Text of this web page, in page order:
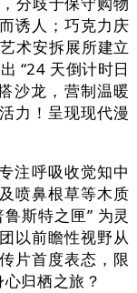
诱人；巧克力庆
术安拆展所建立
“24 天倒计时日
沙龙，营制温暖
力！呈现现代漫
注呼吸收觉知中
喷鼻根草等木质
斯特之匣” 为灵
以前瞻性视野从
片首度表态，限
归栖之旅？